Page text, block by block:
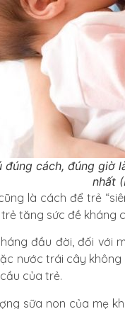
đúng cách, đúng giờ
nhất
là cách để trẻ
tăng sức đề kháng
đầu đời, đối với
nước trái cây
của trẻ.
sữa non của mẹ